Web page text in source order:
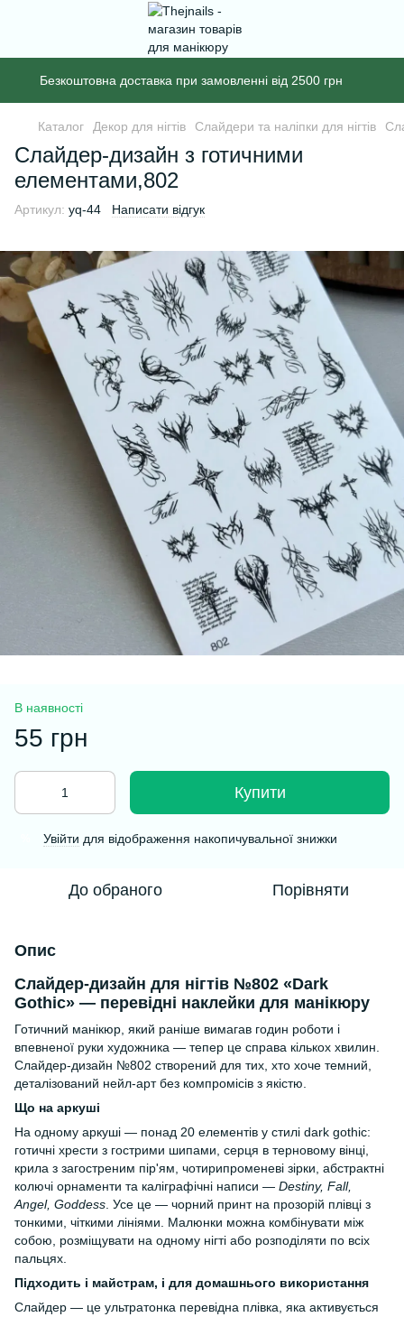
Безкоштовна доставка при замовленні від 2500 грн
Каталог Декор для нігтів Слайдери та наліпки для нігтів
Слайдер-дизайн з готичними
елементами,802
Артикул: yq-44 Написати відгук
В наявності
55 грн
Купити
Увійти для відображення накопичувальної знижки
До обраного Порівняти
Опис
Слайдер-дизайн для нігтів №802 «Dark
Gothic» — перевідні наклейки для манікюру
Готичний манікюр, який раніше вимагав годин роботи і
впевненої руки художника — тепер це справа кількох хвилин.
Слайдер-дизайн №802 створений для тих, хто хоче темний,
деталізований нейл-арт без компромісів з якістю.
Що на аркуші
На одному аркуші — понад 20 елементів у стилі dark gothic:
готичні хрести з гострими шипами, серця в терновому вінці,
крила з загостреним пір'ям, чотирипроменеві зірки, абстрактні
колючі орнаменти та каліграфічні написи — Destiny, Fall,
Angel, Goddess. Усе це — чорний принт на прозорій плівці з
тонкими, чіткими лініями. Малюнки можна комбінувати між
собою, розміщувати на одному нігті або розподіляти по всіх
пальцях.
Підходить і майстрам, і для домашнього використання
Слайдер — це ультратонка перевідна плівка, яка активується